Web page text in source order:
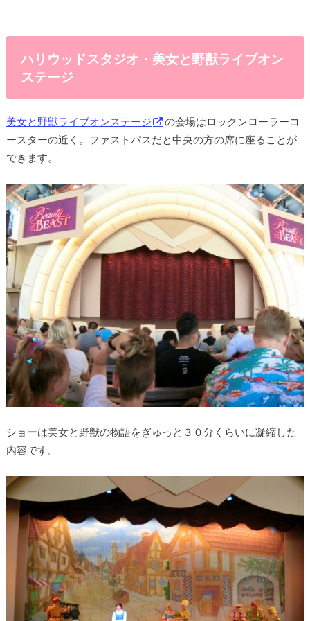
ハリウッドスタジオ・美女と野獣ライブオン
ステージ
美女と野獣ライブオンステージ
の会場はロックンローラーコ
ースターの近く。ファストパスだと中央の方の席に座ることが
できます。
ショーは美女と野獣の物語をぎゅっと３０分くらいに凝縮した
内容です。